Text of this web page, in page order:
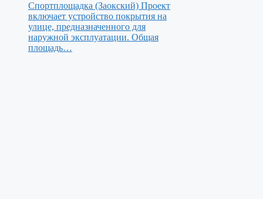
Спортплощадка (Заокский) Проект
включает устройство покрытия на
улице, предназначенного для
наружной эксплуатации. Общая
площадь…